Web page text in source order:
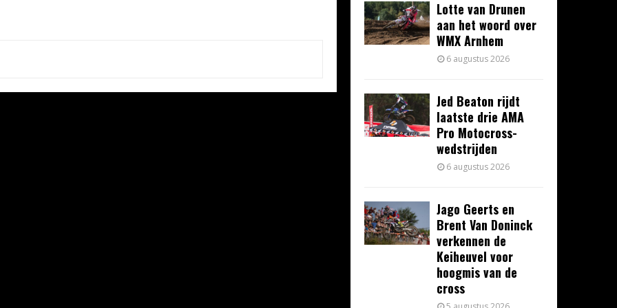
Lotte van Drunen
aan het woord over
WMX Arnhem
6 augustus 2026
Jed Beaton rijdt
laatste drie AMA
Pro Motocross-
wedstrijden
6 augustus 2026
Jago Geerts en
Brent Van Doninck
verkennen de
Keiheuvel voor
hoogmis van de
cross